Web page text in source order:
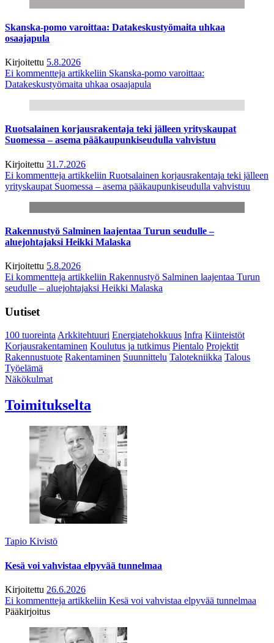
Skanska-pomo varoittaa: Datakeskustyömaita uhkaa
osaajapula
Kirjoitettu 5.8.2026
Ei kommentteja artikkeliin Skanska-pomo varoittaa:
Datakeskustyömaita uhkaa osaajapula
Ruotsalainen korjausrakentaja teki jälleen yrityskaupat
Suomessa – asema pääkaupunkiseudulla vahvistuu
Kirjoitettu 31.7.2026
Ei kommentteja artikkeliin Ruotsalainen korjausrakentaja teki jälleen
yrityskaupat Suomessa – asema pääkaupunkiseudulla vahvistuu
Rakennustyö Salminen laajentaa Turun seudulle –
aluejohtajaksi Heikki Malaska
Kirjoitettu 5.8.2026
Ei kommentteja artikkeliin Rakennustyö Salminen laajentaa Turun
seudulle – aluejohtajaksi Heikki Malaska
Uutiset
100 tuoreintaArkkitehtuuri Energiatehokkuus Infra Kiinteistöt
Korjausrakentaminen Koulutus ja tutkimus Pientalo Projektit
Rakennustuote Rakentaminen Suunnittelu Talotekniikka Talous
Työelämä
Näkökulmat
Toimitukselta
Tapio Kivistö
Kesä voi vahvistaa elpyvää tunnelmaa
Kirjoitettu 26.6.2026
Ei kommentteja artikkeliin Kesä voi vahvistaa elpyvää tunnelmaa
Pääkirjoitus